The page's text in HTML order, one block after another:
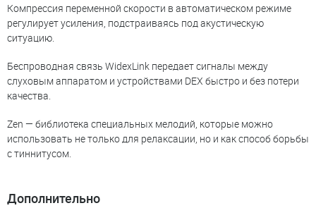
Компрессия переменной скорости в автоматическом режиме
регулирует усиления, подстраиваясь под акустическую
ситуацию.
Беспроводная связь WidexLink передает сигналы между
слуховым аппаратом и устройствами DEX быстро и без потери
качества.
Zen — библиотека специальных мелодий, которые можно
использовать не только для релаксации, но и как способ борьбы
с тиннитусом.
Дополнительно